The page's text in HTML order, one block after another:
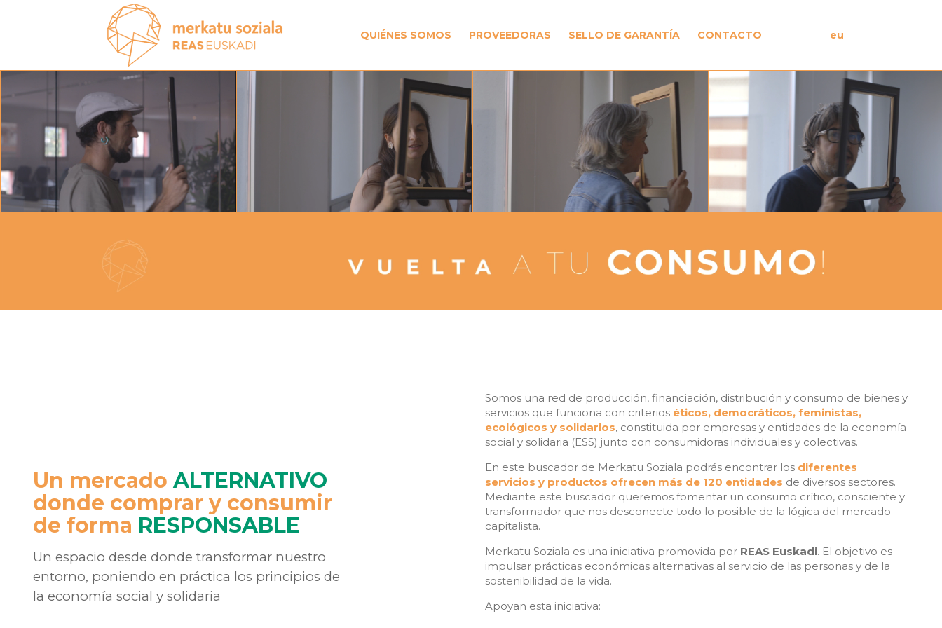
QUIÉNES SOMOS PROVEEDORAS SELLO DE GARANTÍA CONTACTO eu
Un mercado ALTERNATIVO
donde comprar y consumir
de forma RESPONSABLE
Un espacio desde donde transformar nuestro
entorno, poniendo en práctica los principios de
la economía social y solidaria
Somos una red de producción, financiación, distribución y consumo de bienes y
servicios que funciona con criterios éticos, democráticos, feministas,
ecológicos y solidarios, constituida por empresas y entidades de la economía
social y solidaria (ESS) junto con consumidoras individuales y colectivas.
En este buscador de Merkatu Soziala podrás encontrar los diferentes
servicios y productos ofrecen más de 120 entidades de diversos sectores.
Mediante este buscador queremos fomentar un consumo crítico, consciente y
transformador que nos desconecte todo lo posible de la lógica del mercado
capitalista.
Merkatu Soziala es una iniciativa promovida por REAS Euskadi. El objetivo es
impulsar prácticas económicas alternativas al servicio de las personas y de la
sostenibilidad de la vida.
Apoyan esta iniciativa: